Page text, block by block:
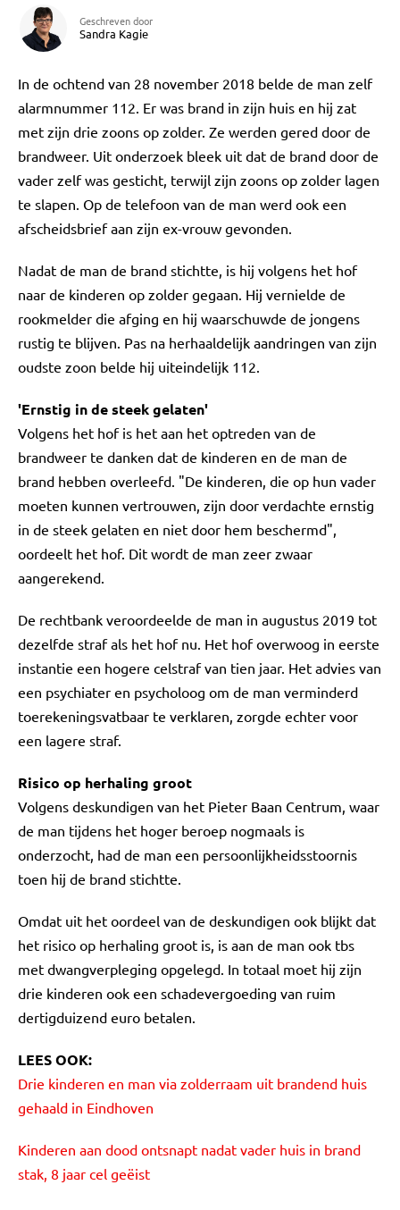
Geschreven door
Sandra Kagie
In de ochtend van 28 november 2018 belde de man zelf
alarmnummer 112. Er was brand in zijn huis en hij zat
met zijn drie zoons op zolder. Ze werden gered door de
brandweer. Uit onderzoek bleek uit dat de brand door de
vader zelf was gesticht, terwijl zijn zoons op zolder lagen
te slapen. Op de telefoon van de man werd ook een
afscheidsbrief aan zijn ex-vrouw gevonden.
Nadat de man de brand stichtte, is hij volgens het hof
naar de kinderen op zolder gegaan. Hij vernielde de
rookmelder die afging en hij waarschuwde de jongens
rustig te blijven. Pas na herhaaldelijk aandringen van zijn
oudste zoon belde hij uiteindelijk 112.
'Ernstig in de steek gelaten'
Volgens het hof is het aan het optreden van de
brandweer te danken dat de kinderen en de man de
brand hebben overleefd. "De kinderen, die op hun vader
moeten kunnen vertrouwen, zijn door verdachte ernstig
in de steek gelaten en niet door hem beschermd",
oordeelt het hof. Dit wordt de man zeer zwaar
aangerekend.
De rechtbank veroordeelde de man in augustus 2019 tot
dezelfde straf als het hof nu. Het hof overwoog in eerste
instantie een hogere celstraf van tien jaar. Het advies van
een psychiater en psycholoog om de man verminderd
toerekeningsvatbaar te verklaren, zorgde echter voor
een lagere straf.
Risico op herhaling groot
Volgens deskundigen van het Pieter Baan Centrum, waar
de man tijdens het hoger beroep nogmaals is
onderzocht, had de man een persoonlijkheidsstoornis
toen hij de brand stichtte.
Omdat uit het oordeel van de deskundigen ook blijkt dat
het risico op herhaling groot is, is aan de man ook tbs
met dwangverpleging opgelegd. In totaal moet hij zijn
drie kinderen ook een schadevergoeding van ruim
dertigduizend euro betalen.
LEES OOK:
Drie kinderen en man via zolderraam uit brandend huis
gehaald in Eindhoven
Kinderen aan dood ontsnapt nadat vader huis in brand
stak, 8 jaar cel geëist